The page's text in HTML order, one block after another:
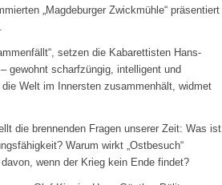
„Magdeburger Zwickmühle“ präsentiert
setzen die Kabarettisten Hans-
gewohnt scharfzüngig, intelligent und
Welt im Innersten zusammenhält, widmet
die brennenden Fragen unserer Zeit: Was ist
Warum wirkt „Ostbesuch“
wenn der Krieg kein Ende findet?